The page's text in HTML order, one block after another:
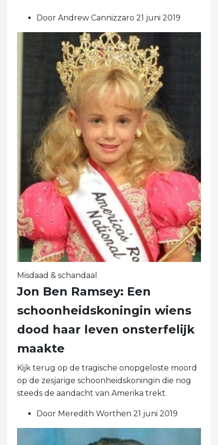
Door Andrew Cannizzaro 21 juni 2019
Misdaad & schandaal
Jon Ben Ramsey: Een
schoonheidskoningin wiens
dood haar leven onsterfelijk
maakte
Kijk terug op de tragische onopgeloste moord
op de zesjarige schoonheidskoningin die nog
steeds de aandacht van Amerika trekt.
Door Meredith Worthen 21 juni 2019